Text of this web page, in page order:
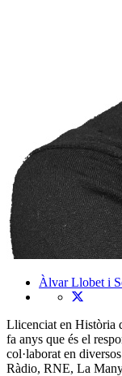
Àlvar Llobet i
Llicenciat en Història
fa anys que és el
col·laborat en
Ràdio, RNE, La